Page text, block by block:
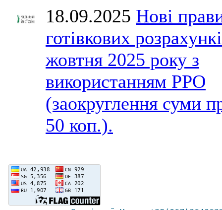
18.09.2025 Нові
готівкових
жовтня 2025 року з
використанням РРО
(заокруглення суми
50 коп.).